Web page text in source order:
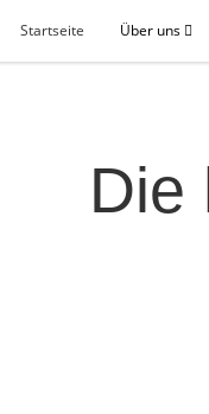
Startseite Über uns
Die